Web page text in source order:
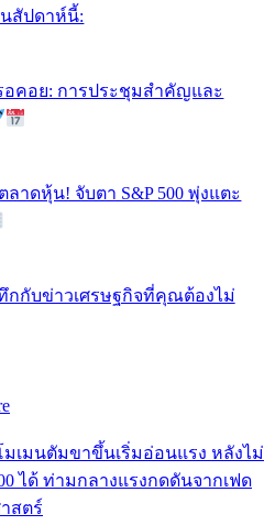
สัปดาห์นี้:
คอย: การประชุมสำคัญและ
าดหุ้น! จับตา S&P 500 พุ่งแตะ
กกับข่าวเศรษฐกิจที่คุณต้องไม่
มเมนตัมขาขึ้นเริ่มอ่อนแรง หลังไม่
ได้ ท่ามกลางแรงกดดันจากเฟด
สตร์